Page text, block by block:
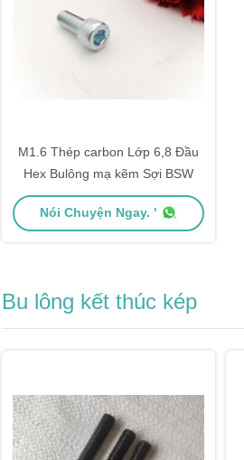
M1.6 Thép carbon Lớp 6,8 Đầu
Hex Bulông mạ kẽm Sợi BSW
Nói Chuyện Ngay. '
Bu lông kết thúc kép